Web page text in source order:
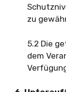
zu
5.2 Die
dem